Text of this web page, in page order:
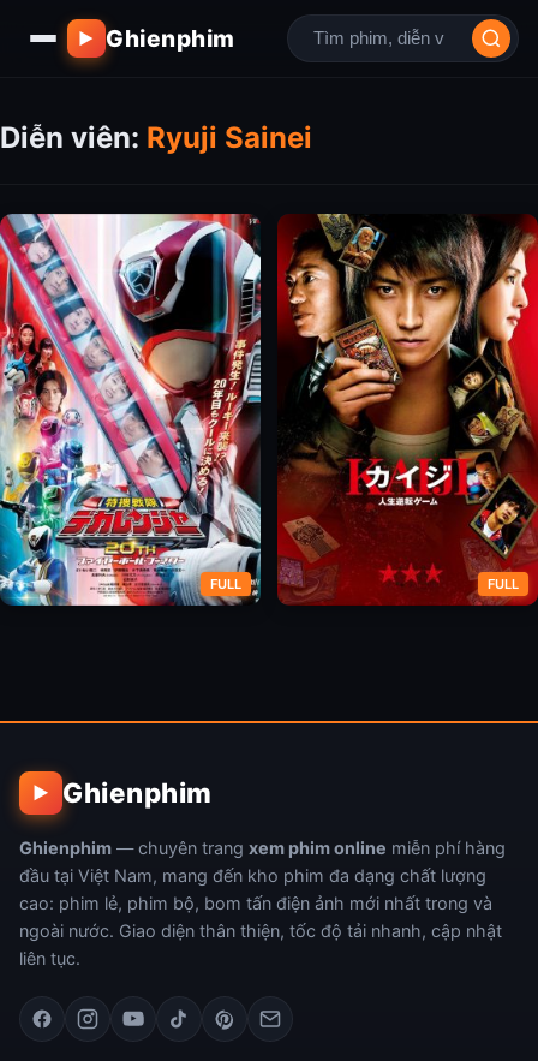
▶ Ghienphim
Diễn viên: Ryuji Sainei
FULL FULL
▶ Ghienphim
Ghienphim — chuyên trang xem phim online miễn phí hàng
đầu tại Việt Nam, mang đến kho phim đa dạng chất lượng
cao: phim lẻ, phim bộ, bom tấn điện ảnh mới nhất trong và
ngoài nước. Giao diện thân thiện, tốc độ tải nhanh, cập nhật
liên tục.